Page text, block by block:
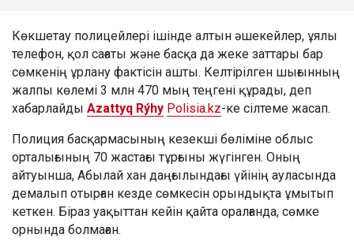
Көкшетау полицейлері ішінде алтын әшекейлер, ұялы
телефон, қол сағаты және басқа да жеке заттары бар
сөмкенің ұрлану фактісін ашты. Келтірілген шығынның
жалпы көлемі 3 млн 470 мың теңгені құрады, деп
хабарлайды Azattyq Rýhy Polisia.kz-ке сілтеме жасап.
Полиция басқармасының кезекші бөліміне облыс
орталығының 70 жастағы тұрғыны жүгінген. Оның
айтуынша, Абылай хан даңғылындағы үйінің ауласында
демалып отырған кезде сөмкесін орындықта ұмытып
кеткен. Біраз уақыттан кейін қайта оралғанда, сөмке
орнында болмаған.